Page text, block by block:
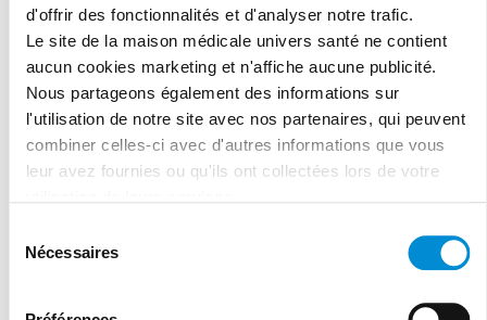
d'offrir des fonctionnalités et d'analyser notre trafic.
Le site de la maison médicale univers santé ne contient
aucun cookies marketing et n'affiche aucune publicité.
Nous partageons également des informations sur
l'utilisation de notre site avec nos partenaires, qui peuvent
combiner celles-ci avec d'autres informations que vous
leur avez fournies ou qu'ils ont collectées lors de votre
Nécessaires
Cliquer ici